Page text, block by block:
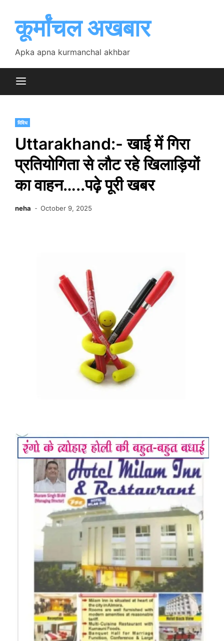
contentकूर्मांचल अखबार
Apka apna kurmanchal akhbar
विविध
Uttarakhand:- खाई में गिरा
प्रतियोगिता से लौट रहे खिलाड़ियों
का वाहन…..पढ़े पूरी खबर
neha October 9, 2025